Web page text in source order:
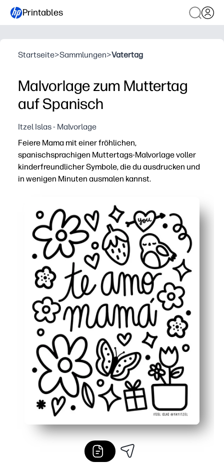
Printables
Startseite>Sammlungen>Vatertag
Malvorlage zum Muttertag
auf Spanisch
Itzel Islas - Malvorlage
Feiere Mama mit einer fröhlichen,
spanischsprachigen Muttertags-Malvorlage voller
kinderfreundlicher Symbole, die du ausdrucken und
in wenigen Minuten ausmalen kannst.
Für jedes Alter geeignet — einfache Formen für kleine
Fördert Fähigkeiten — Feinmotorik, Farberkennung
Vielseitig einsetzbar — verwandeln Sie fertige